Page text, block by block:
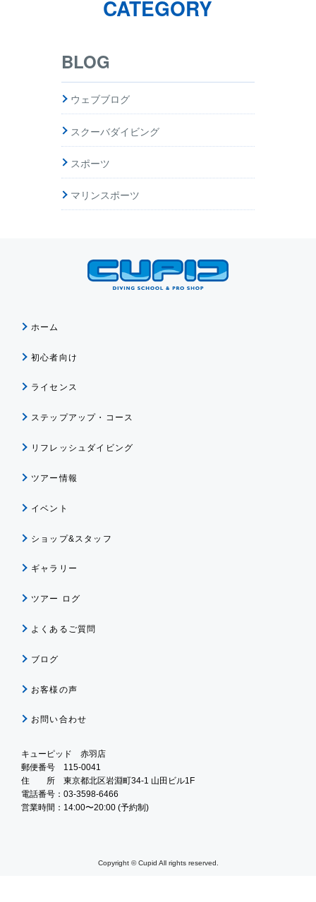
CATEGORY
BLOG
ウェブブログ
スクーバダイビング
スポーツ
マリンスポーツ
ホーム
初心者向け
ライセンス
ステップアップ・コース
リフレッシュダイビング
ツアー情報
イベント
ショップ&スタッフ
ギャラリー
ツアー ログ
よくあるご質問
ブログ
お客様の声
お問い合わせ
キューピッド 赤羽店
郵便番号 115-0041
住 所 東京都北区岩淵町34-1 山田ビル1F
電話番号：03-3598-6466
営業時間：14:00〜20:00 (予約制)
Copyright © Cupid All rights reserved.